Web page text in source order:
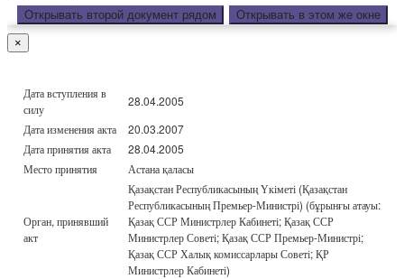
Открывать второй документ рядом Открывать в этом же окне
×
Дата вступления в
силу
28.04.2005
Дата изменения акта
20.03.2007
Дата принятия акта
28.04.2005
Место принятия
Астана қаласы
Орган, принявший
акт
Қазақстан Республикасының Үкіметі (Қазақстан
Республикасының Премьер-Министрі) (бұрынғы атауы:
Қазақ ССР Министрлер Кабинеті; Қазақ ССР
Министрлер Советі; Қазақ ССР Премьер-Министрі;
Қазақ ССР Халық комиссарлары Советі; ҚР
Министрлер Кабинеті)